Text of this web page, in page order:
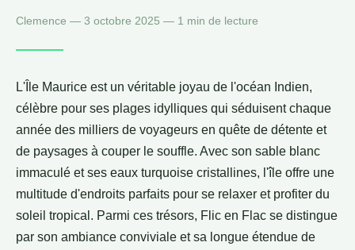
Clemence — 3 octobre 2025 — 1 min de lecture
L'Île Maurice est un véritable joyau de l'océan Indien,
célèbre pour ses plages idylliques qui séduisent chaque
année des milliers de voyageurs en quête de détente et
de paysages à couper le souffle. Avec son sable blanc
immaculé et ses eaux turquoise cristallines, l'île offre une
multitude d'endroits parfaits pour se relaxer et profiter du
soleil tropical. Parmi ces trésors, Flic en Flac se distingue
par son ambiance conviviale et sa longue étendue de